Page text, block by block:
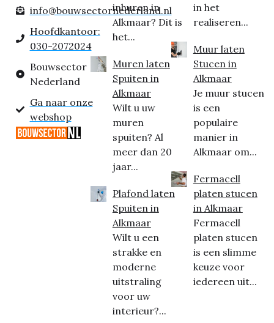
info@bouwsectornederland.nl
Hoofdkantoor:
030-2072024
Bouwsector
Nederland
Ga naar onze
webshop
inhuren in
Alkmaar? Dit is
het...
Muren laten
Spuiten in
Alkmaar
Wilt u uw
muren
spuiten? Al
meer dan 20
jaar...
Plafond laten
Spuiten in
Alkmaar
Wilt u een
strakke en
moderne
uitstraling
voor uw
interieur?...
in het
realiseren...
Muur laten
Stucen in
Alkmaar
Je muur stucen
is een
populaire
manier in
Alkmaar om...
Fermacell
platen stucen
in Alkmaar
Fermacell
platen stucen
is een slimme
keuze voor
iedereen uit...